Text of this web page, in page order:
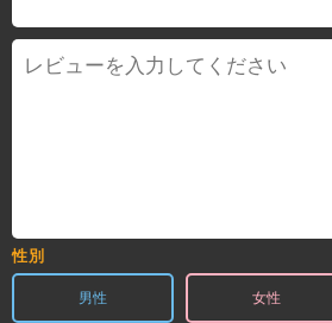
性別
男性 女性